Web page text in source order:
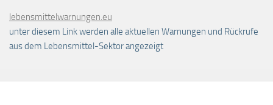
lebensmittelwarnungen.eu
unter diesem Link werden alle aktuellen Warnungen und Rückrufe
aus dem Lebensmittel-Sektor angezeigt